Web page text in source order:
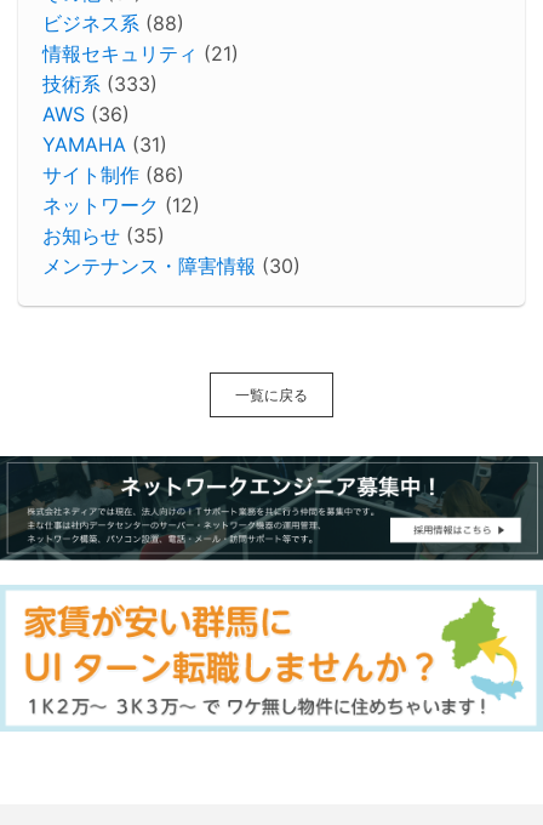
ビジネス系 (88)
情報セキュリティ (21)
技術系 (333)
AWS (36)
YAMAHA (31)
サイト制作 (86)
ネットワーク (12)
お知らせ (35)
メンテナンス・障害情報 (30)
一覧に戻る